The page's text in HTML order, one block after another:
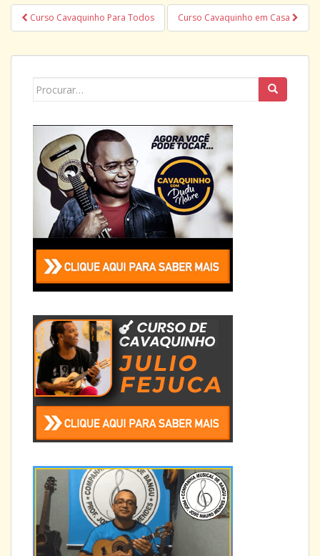
Navegação
de
Post
Curso Cavaquinho Para Todos Curso Cavaquinho em Casa
Search